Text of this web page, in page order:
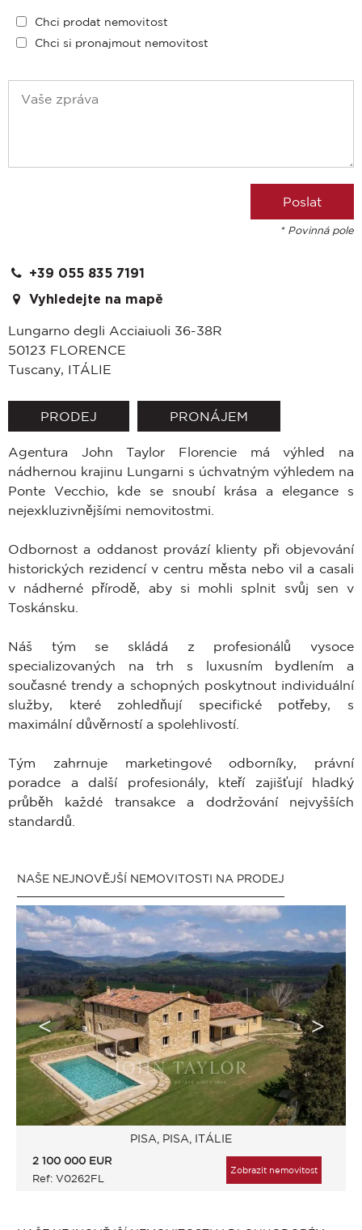
Chci prodat nemovitost
Chci si pronajmout nemovitost
* Povinná pole
+39 055 835 7191
Vyhledejte na mapě
Lungarno degli Acciaiuoli 36-38R
50123 FLORENCE
Tuscany, ITÁLIE
PRODEJ PRONÁJEM
Agentura John Taylor Florencie má výhled na
nádhernou krajinu Lungarni s úchvatným výhledem na
Ponte Vecchio, kde se snoubí krása a elegance s
nejexkluzivnějšími nemovitostmi.
Odbornost a oddanost provází klienty při objevování
historických rezidencí v centru města nebo vil a casali
v nádherné přírodě, aby si mohli splnit svůj sen v
Toskánsku.
Náš tým se skládá z profesionálů vysoce
specializovaných na trh s luxusním bydlením a
současné trendy a schopných poskytnout individuální
služby, které zohledňují specifické potřeby, s
maximální důvěrností a spolehlivostí.
Tým zahrnuje marketingové odborníky, právní
poradce a další profesionály, kteří zajišťují hladký
průběh každé transakce a dodržování nejvyšších
standardů.
NAŠE NEJNOVĚJŠÍ NEMOVITOSTI NA PRODEJ
PISA, PISA, ITÁLIE
2 100 000 EUR
Ref: V0262FL
Zobrazit nemovitost